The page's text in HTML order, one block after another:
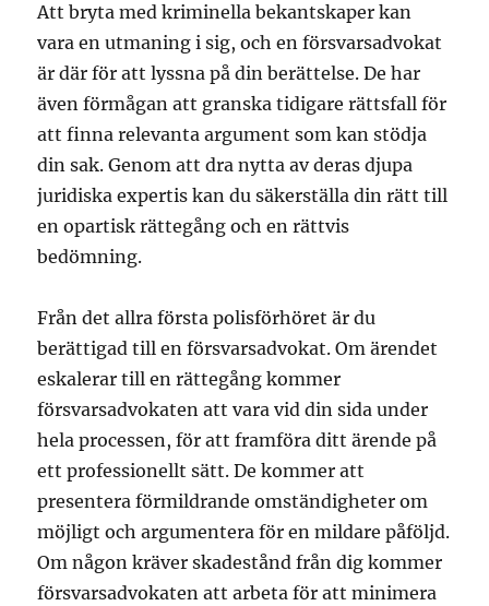
Att bryta med kriminella bekantskaper kan
vara en utmaning i sig, och en försvarsadvokat
är där för att lyssna på din berättelse. De har
även förmågan att granska tidigare rättsfall för
att finna relevanta argument som kan stödja
din sak. Genom att dra nytta av deras djupa
juridiska expertis kan du säkerställa din rätt till
en opartisk rättegång och en rättvis
bedömning.
Från det allra första polisförhöret är du
berättigad till en försvarsadvokat. Om ärendet
eskalerar till en rättegång kommer
försvarsadvokaten att vara vid din sida under
hela processen, för att framföra ditt ärende på
ett professionellt sätt. De kommer att
presentera förmildrande omständigheter om
möjligt och argumentera för en mildare påföljd.
Om någon kräver skadestånd från dig kommer
försvarsadvokaten att arbeta för att minimera